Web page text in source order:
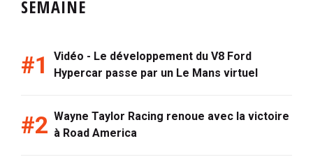
SEMAINE
Vidéo - Le développement du V8 Ford
Hypercar passe par un Le Mans virtuel
Wayne Taylor Racing renoue avec la victoire
à Road America